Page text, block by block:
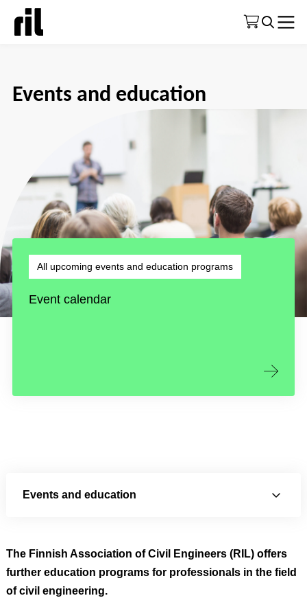
Events and education
All upcoming events and education programs
Event calendar
The Finnish Association of Civil Engineers (RIL) offers
further education programs for professionals in the field
of civil engineering.
Events and education